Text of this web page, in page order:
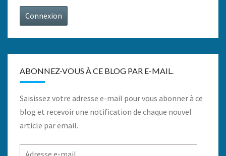
Connexion
ABONNEZ-VOUS À CE BLOG PAR E-MAIL.
Saisissez votre adresse e-mail pour vous abonner à ce
blog et recevoir une notification de chaque nouvel
article par email.
Adresse